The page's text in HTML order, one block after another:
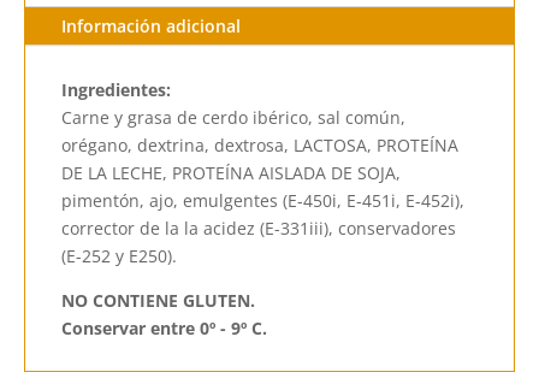
Información adicional
Ingredientes:
Carne y grasa de cerdo ibérico, sal común,
orégano, dextrina, dextrosa, LACTOSA, PROTEÍNA
DE LA LECHE, PROTEÍNA AISLADA DE SOJA,
pimentón, ajo, emulgentes (E-450i, E-451i, E-452i),
corrector de la la acidez (E-331iii), conservadores
(E-252 y E250).
NO CONTIENE GLUTEN.
Conservar entre 0º - 9º C.